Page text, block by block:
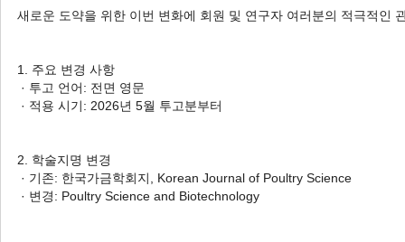
국내 터널식환기 무창 육계사에서 여름철 쿨
과 및 더위지수(THI)에 미치는 영향
김혜란1 ,박설화 1 ,위지수 ,이성신
Effects of Pad Cooling Systems in
Tunnel-Ventilated Broiler House on
Reducing Indoor Temperature and
새로운 도약을 위한 이번 변화에 회원 및 연구자 여러분의 적극적인
1. 주요 변경 사항
· 투고 언어: 전면 영문
· 적용 시기: 2026년 5월 투고분부터
2. 학술지명 변경
· 기존: 한국가금학회지, Korean Journal of Poultry Science
· 변경: Poultry Science and Biotechnology